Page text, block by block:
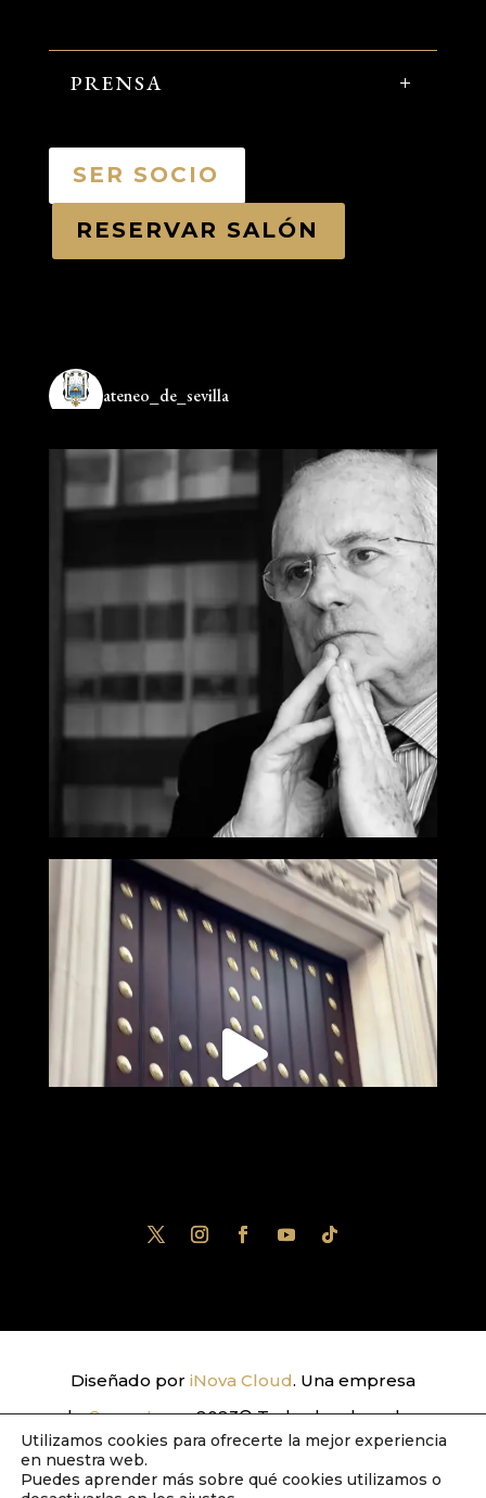
PRENSA
SER SOCIO
RESERVAR SALÓN
ateneo_de_sevilla
Diseñado por iNova Cloud. Una empresa
deGrupo Inova2023© Todos los derechos
reservados.Política de Privacidad|Aviso
Legal|Política de Cookies
Utilizamos cookies para ofrecerte la mejor experiencia
en nuestra web.
Puedes aprender más sobre qué cookies utilizamos o